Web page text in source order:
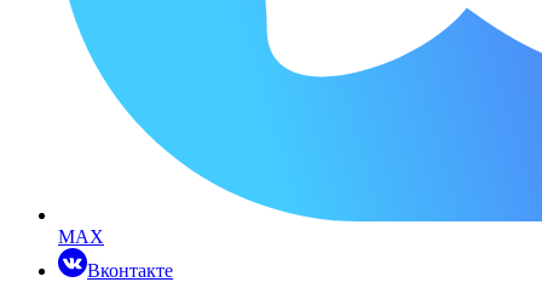
MAX
Вконтакте